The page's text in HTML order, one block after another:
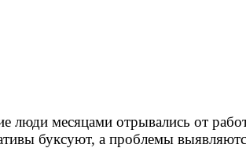
люди месяцами отрывались от
буксуют, а проблемы